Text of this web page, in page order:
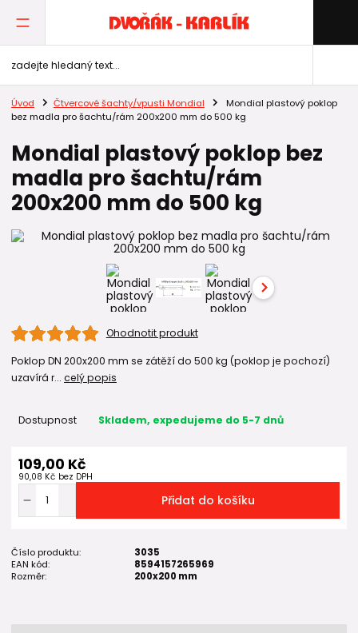
Úvod Čtvercové šachty/vpusti Mondial
Mondial plastový poklop
bez madla pro šachtu/rám 200x200 mm do 500 kg
Mondial plastový poklop bez
madla pro šachtu/rám
200x200 mm do 500 kg
Ohodnotit produkt
Poklop DN 200x200 mm se zátěží do 500 kg (poklop je pochozí)
uzavírá r... celý popis
Dostupnost Skladem, expedujeme do 5-7 dnů
109,00 Kč
90,08 Kč bez DPH
Přidat do košíku
Číslo produktu:
3035
EAN kód:
8594157265969
Rozměr:
200x200 mm